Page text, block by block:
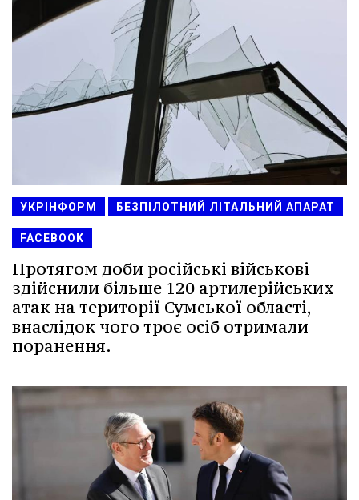
УКРІНФОРМ БЕЗПІЛОТНИЙ ЛІТАЛЬНИЙ АПАРАТ
FACEBOOK
Протягом доби російські військові
здійснили більше 120 артилерійських
атак на території Сумської області,
внаслідок чого троє осіб отримали
поранення.